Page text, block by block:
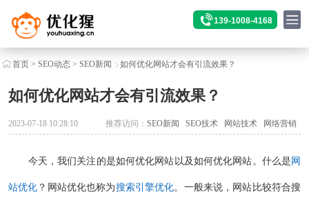
139-1008-4168
首页> SEO动态> SEO新闻 如何优化网站才会有引流效果？
如何优化网站才会有引流效果？
2023-07-18 10:28:10 推荐访问：SEO新闻 SEO技术 网站技术 网络营销
今天，我们关注的是如何优化网站以及如何优化网站。什么是网
站优化 ？网站优化也称为搜索引擎优化。一般来说，网站比较符合搜